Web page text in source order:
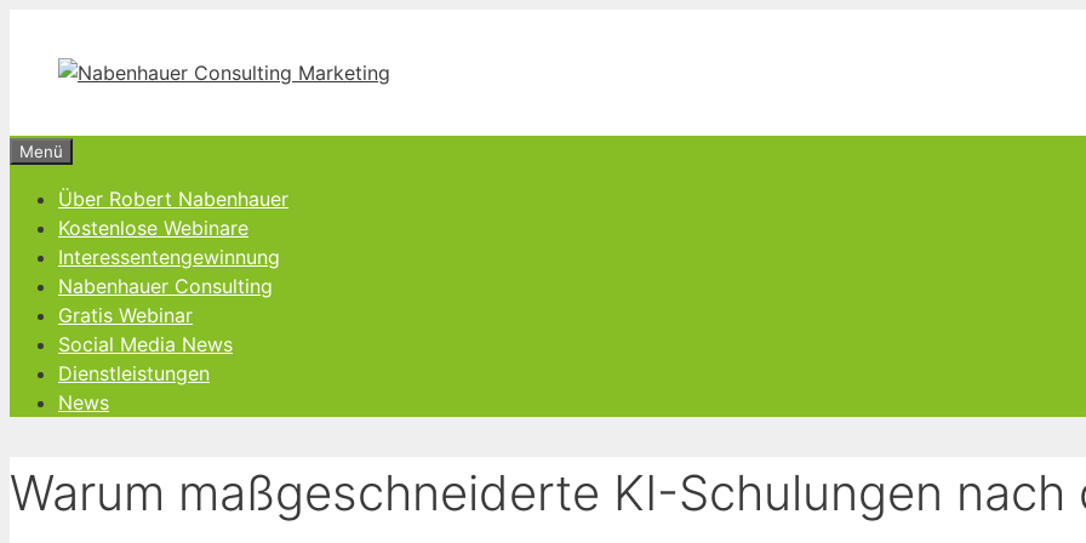
springen
Menü
Über Robert Nabenhauer
Kostenlose Webinare
Interessentengewinnung
Nabenhauer Consulting
Gratis Webinar
Social Media News
Dienstleistungen
News
Warum maßgeschneiderte KI-Schulungen nach